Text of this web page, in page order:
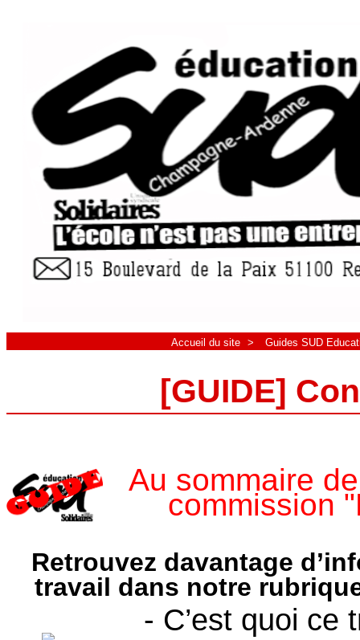
Accueil du site > Guides SUD
[GUIDE]
Au sommaire
commission
Retrouvez davantage
travail dans notre
- C’est quoi ce